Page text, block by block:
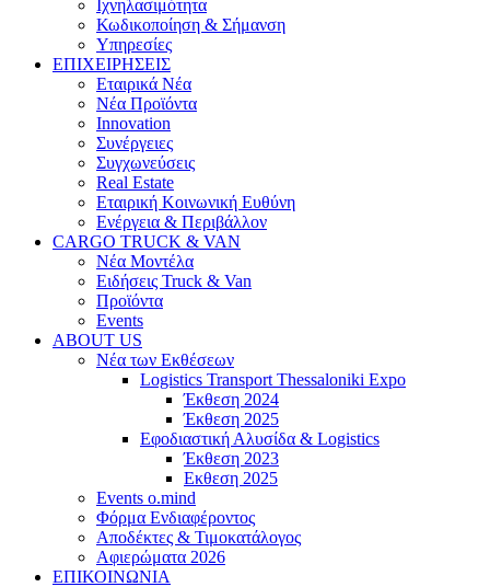
Ιχνηλασιμότητα
Κωδικοποίηση & Σήμανση
Υπηρεσίες
ΕΠΙΧΕΙΡΗΣΕΙΣ
Εταιρικά Νέα
Νέα Προϊόντα
Innovation
Συνέργειες
Συγχωνεύσεις
Real Estate
Εταιρική Κοινωνική Ευθύνη
Ενέργεια & Περιβάλλον
CARGO TRUCK & VAN
Νέα Μοντέλα
Ειδήσεις Truck & Van
Προϊόντα
Events
ABOUT US
Νέα των Εκθέσεων
Logistics Transport Thessaloniki Expo
Έκθεση 2024
Έκθεση 2025
Εφοδιαστική Αλυσίδα & Logistics
Έκθεση 2023
Εκθεση 2025
Events o.mind
Φόρμα Ενδιαφέροντος
Αποδέκτες & Τιμοκατάλογος
Αφιερώματα 2026
ΕΠΙΚΟΙΝΩΝΙΑ